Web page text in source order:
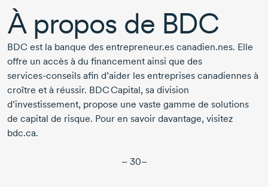
À propos de BDC
BDC est la banque des entrepreneur.es canadien.nes. Elle
offre un accès à du financement ainsi que des
services-conseils afin d’aider les entreprises canadiennes à
croître et à réussir. BDC Capital, sa division
d’investissement, propose une vaste gamme de solutions
de capital de risque. Pour en savoir davantage, visitez
bdc.ca.
– 30–